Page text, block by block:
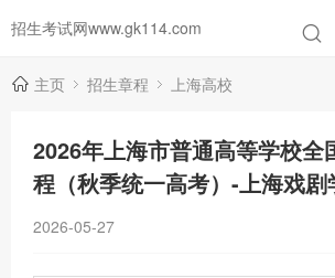
招生考试网www.gk114.com
主页 招生章程 上海高校
2026年上海市普通高等学校全
程（秋季统一高考）-上海戏剧
2026-05-27